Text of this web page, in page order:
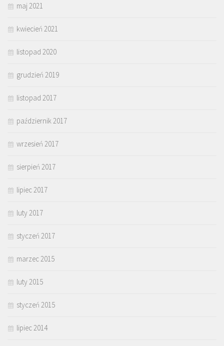
maj 2021
kwiecień 2021
listopad 2020
grudzień 2019
listopad 2017
październik 2017
wrzesień 2017
sierpień 2017
lipiec 2017
luty 2017
styczeń 2017
marzec 2015
luty 2015
styczeń 2015
lipiec 2014